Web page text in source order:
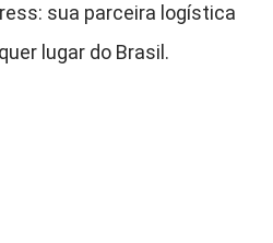
sua parceira logística
lugar do Brasil.